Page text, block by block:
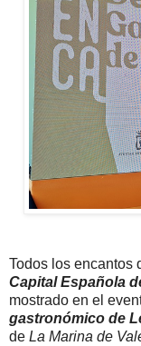
Todos los encantos
Capital Española
mostrado en el
gastronómico de
de La Marina de